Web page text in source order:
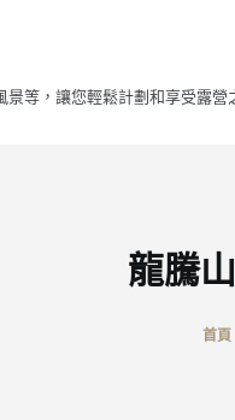
等，讓您輕鬆計劃和享受露營
龍騰
首頁